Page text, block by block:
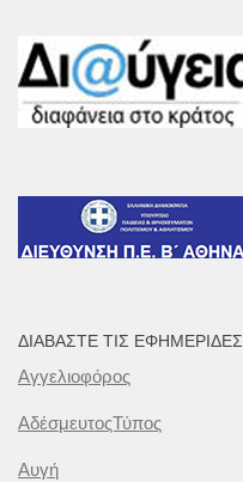
ΔΙΑΒΆΣΤΕ ΤΙΣ ΕΦΗΜΕΡΊΔΕΣ
Αγγελιοφόρος
ΑδέσμευτοςΤύπος
Αυγή